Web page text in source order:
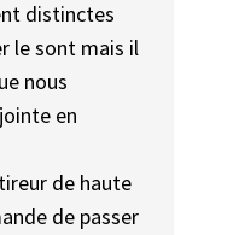
distinctes
le sont mais il
nous
en
de haute
de passer